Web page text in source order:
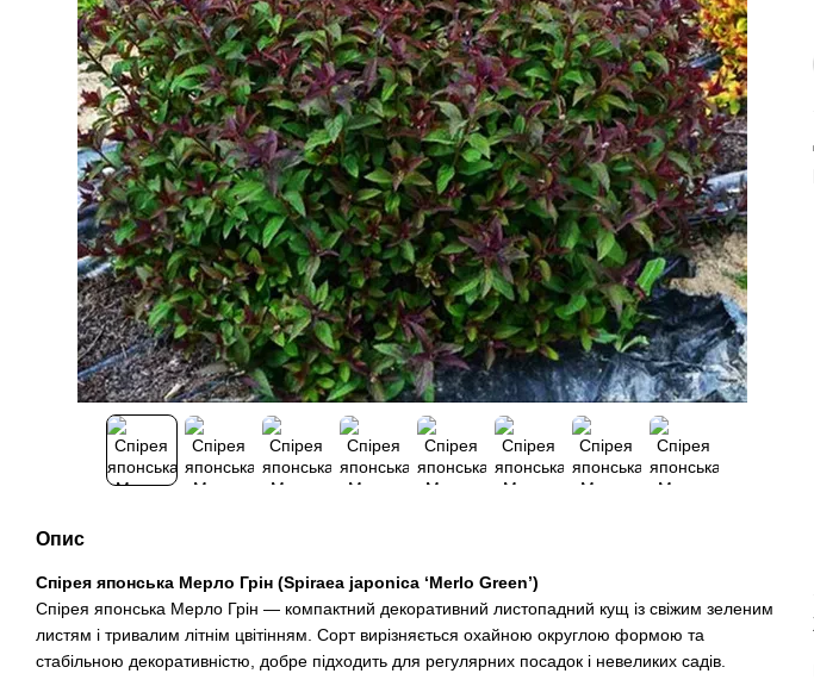
Опис
Спірея японська Мерло Грін (Spiraea japonica ‘Merlo Green’)
Спірея японська Мерло Грін — компактний декоративний листопадний кущ із свіжим зеленим
листям і тривалим літнім цвітінням. Сорт вирізняється охайною округлою формою та
стабільною декоративністю, добре підходить для регулярних посадок і невеликих садів.